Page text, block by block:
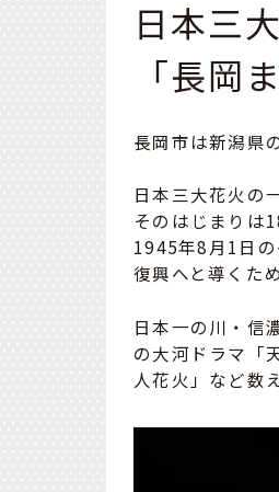
日本三
「長岡
長岡市は新潟県
日本三大花火の
そのはじまりは
1945年8月1日の
復興へと導くた
日本一の川・信
の大河ドラマ「
人花火」など数